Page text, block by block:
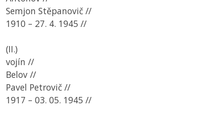
Semjon Stěpanovič //
1910 – 27. 4. 1945 //
(II.)
vojín //
Belov //
Pavel Petrovič //
1917 – 03. 05. 1945 //